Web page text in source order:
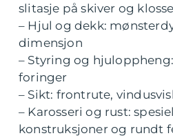
slitasje på skiver og
– Hjul og dekk:
dimensjon
– Styring og
foringer
– Sikt: frontrute,
– Karosseri og rust:
konstruksjoner og rundt